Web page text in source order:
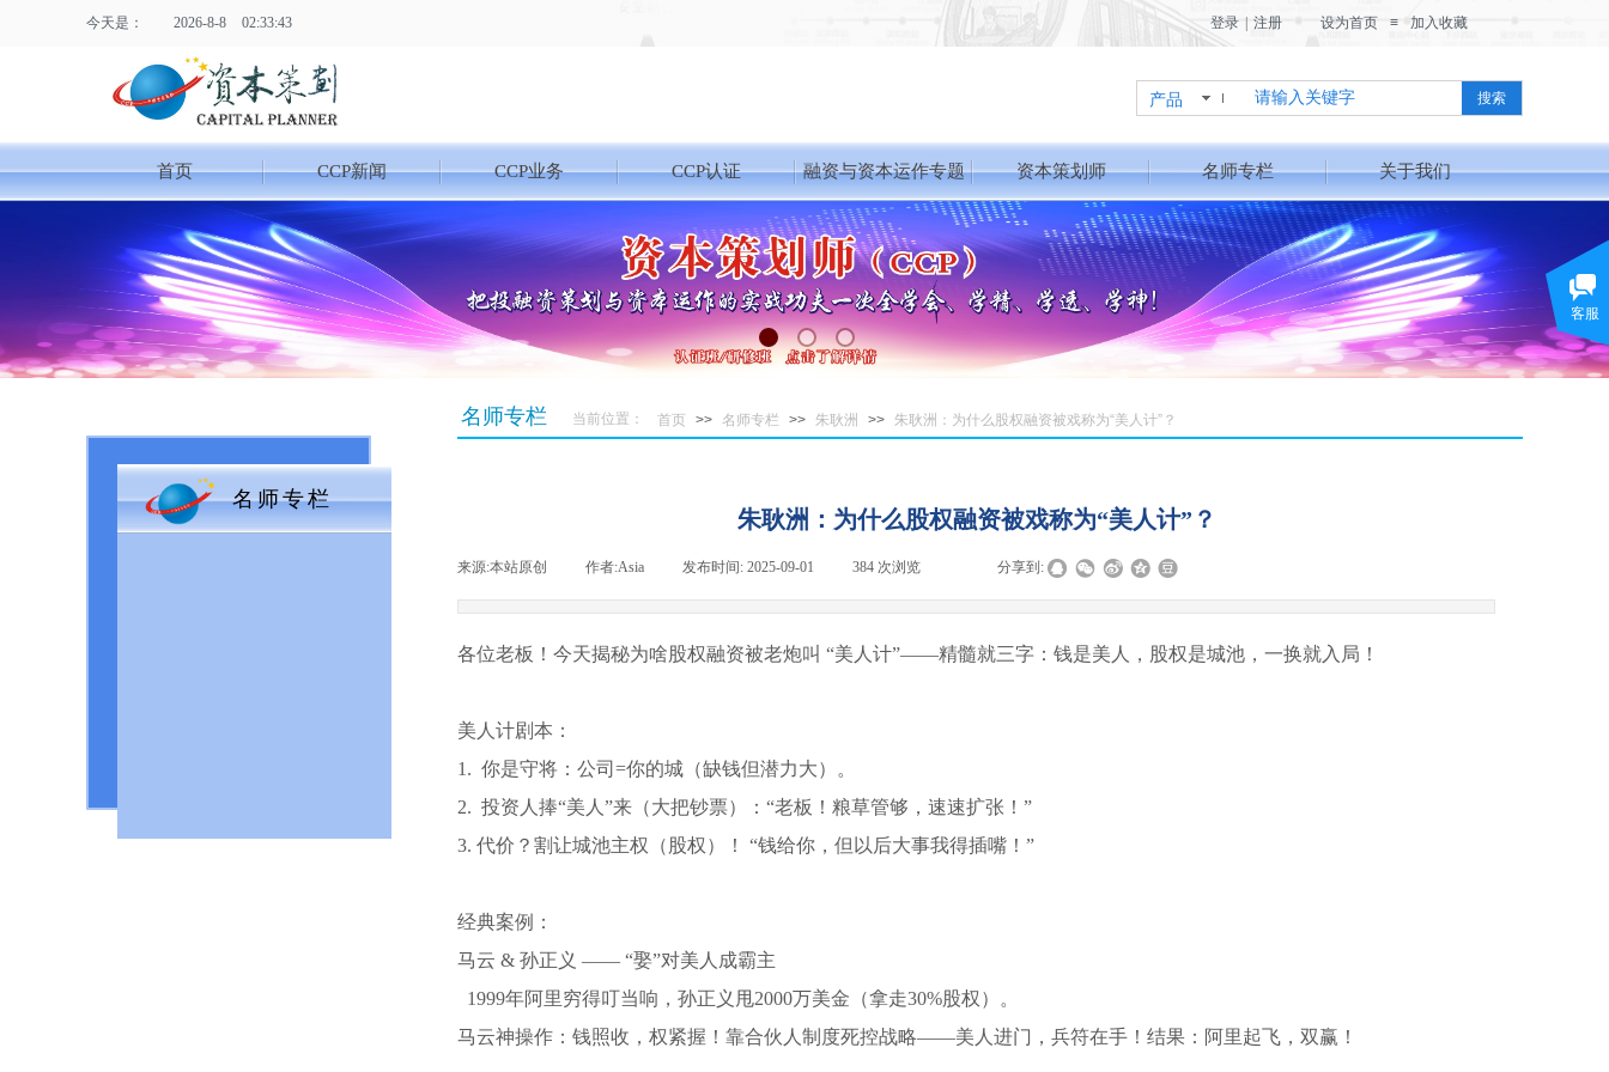
登录 注册 设为首页 ≡ 加入收藏
今天是： 2026-8-8 02:33:43
产品 搜索
首页 CCP新闻 CCP业务 CCP认证 融资与资本运作专题 资本策划师 名师专栏 关于我们
名师专栏 当前位置： 首页 >> 名师专栏 >> 朱耿洲 >> 朱耿洲：为什么股权融资被戏称为“美人计”？
名师专栏
朱耿洲：为什么股权融资被戏称为“美人计”？
来源:本站原创 作者:Asia 发布时间: 2025-09-01 384 次浏览 分享到:
各位老板！今天揭秘为啥股权融资被老炮叫 “美人计”——精髓就三字：钱是美人，股权是城池，一换就入局！
美人计剧本：
1. 你是守将：公司=你的城（缺钱但潜力大）。
2. 投资人捧“美人”来（大把钞票）：“老板！粮草管够，速速扩张！”
3. 代价？割让城池主权（股权）！ “钱给你，但以后大事我得插嘴！”
经典案例：
马云 & 孙正义 —— “娶”对美人成霸主
1999年阿里穷得叮当响，孙正义甩2000万美金（拿走30%股权）。
马云神操作：钱照收，权紧握！靠合伙人制度死控战略——美人进门，兵符在手！结果：阿里起飞，双赢！
客服